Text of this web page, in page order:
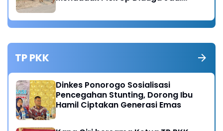
TP PKK
Dinkes Ponorogo Sosialisasi
Pencegahan Stunting, Dorong Ibu
Hamil Ciptakan Generasi Emas